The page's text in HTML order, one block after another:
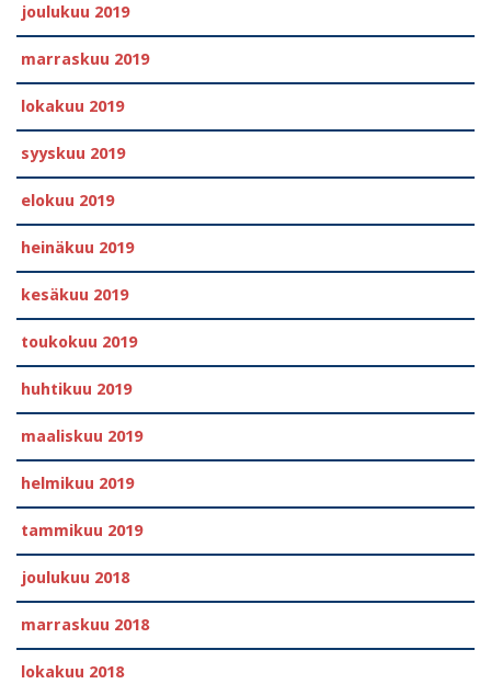
joulukuu 2019
marraskuu 2019
lokakuu 2019
syyskuu 2019
elokuu 2019
heinäkuu 2019
kesäkuu 2019
toukokuu 2019
huhtikuu 2019
maaliskuu 2019
helmikuu 2019
tammikuu 2019
joulukuu 2018
marraskuu 2018
lokakuu 2018